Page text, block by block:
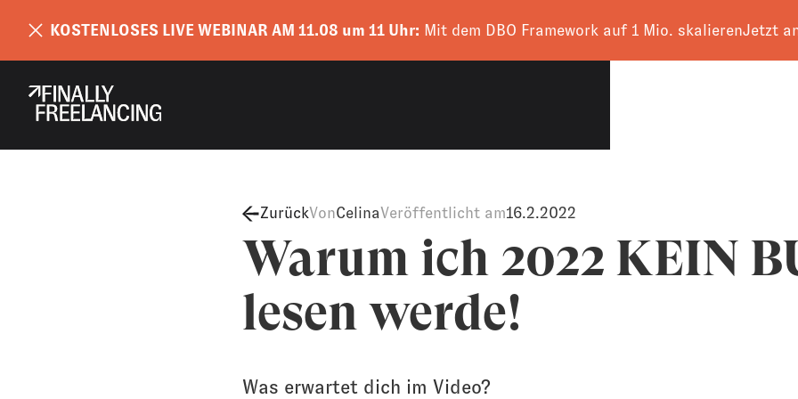
KOSTENLOSES LIVE WEBINAR AM 11.08 um 11 Uhr: Mit dem DBO Framework auf 1 Mio. skalierenJetzt
ZurückVonCelinaVeröffentlicht am16.2.2022
Warum ich 2022 KEIN
lesen werde!
Was erwartet dich im Video?